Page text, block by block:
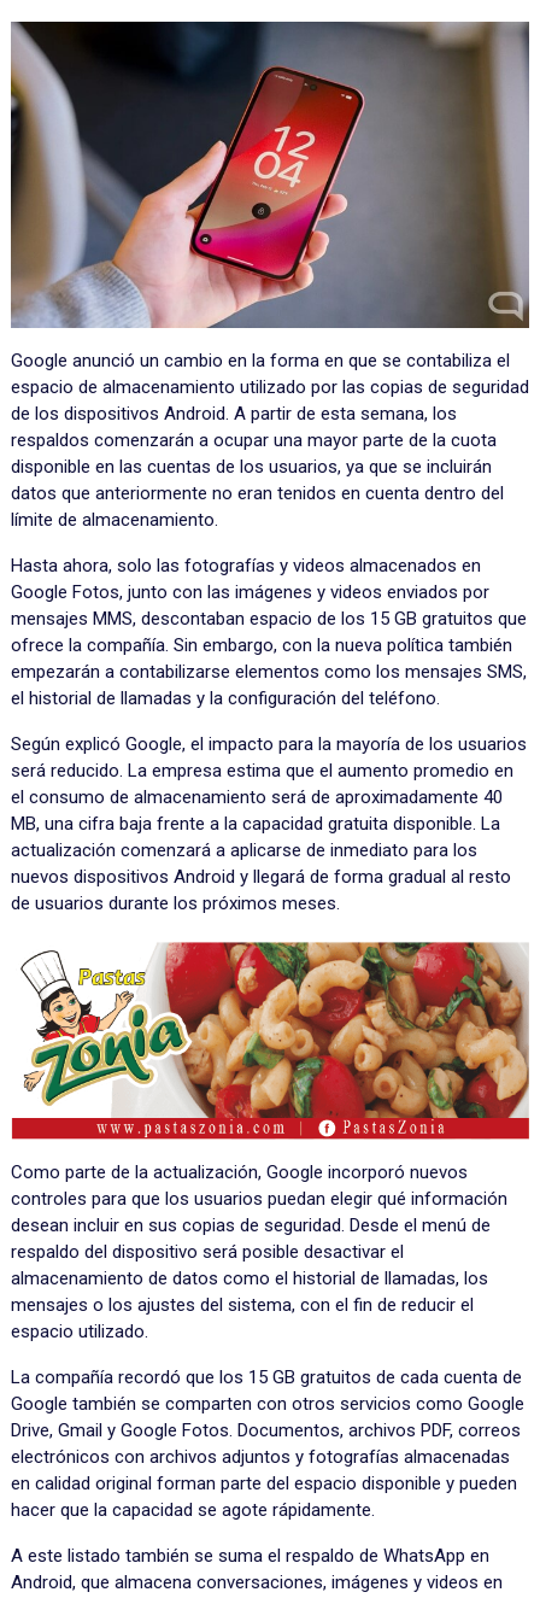
Google anunció un cambio en la forma en que se contabiliza el
espacio de almacenamiento utilizado por las copias de seguridad
de los dispositivos Android. A partir de esta semana, los
respaldos comenzarán a ocupar una mayor parte de la cuota
disponible en las cuentas de los usuarios, ya que se incluirán
datos que anteriormente no eran tenidos en cuenta dentro del
límite de almacenamiento.
Hasta ahora, solo las fotografías y videos almacenados en
Google Fotos, junto con las imágenes y videos enviados por
mensajes MMS, descontaban espacio de los 15 GB gratuitos que
ofrece la compañía. Sin embargo, con la nueva política también
empezarán a contabilizarse elementos como los mensajes SMS,
el historial de llamadas y la configuración del teléfono.
Según explicó Google, el impacto para la mayoría de los usuarios
será reducido. La empresa estima que el aumento promedio en
el consumo de almacenamiento será de aproximadamente 40
MB, una cifra baja frente a la capacidad gratuita disponible. La
actualización comenzará a aplicarse de inmediato para los
nuevos dispositivos Android y llegará de forma gradual al resto
de usuarios durante los próximos meses.
Como parte de la actualización, Google incorporó nuevos
controles para que los usuarios puedan elegir qué información
desean incluir en sus copias de seguridad. Desde el menú de
respaldo del dispositivo será posible desactivar el
almacenamiento de datos como el historial de llamadas, los
mensajes o los ajustes del sistema, con el fin de reducir el
espacio utilizado.
La compañía recordó que los 15 GB gratuitos de cada cuenta de
Google también se comparten con otros servicios como Google
Drive, Gmail y Google Fotos. Documentos, archivos PDF, correos
electrónicos con archivos adjuntos y fotografías almacenadas
en calidad original forman parte del espacio disponible y pueden
hacer que la capacidad se agote rápidamente.
A este listado también se suma el respaldo de WhatsApp en
Android, que almacena conversaciones, imágenes y videos en